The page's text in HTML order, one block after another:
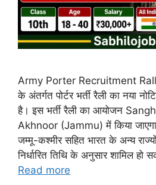
Army Porter Recruitment
के अंतर्गत पोर्टर भर्ती रैली का नया
है। इस भर्ती रैली का आयोजन
Akhnoor (Jammu) में किया
जम्मू-कश्मीर सहित भारत के अन्य
निर्धारित तिथि के अनुसार शामिल हो
Read more